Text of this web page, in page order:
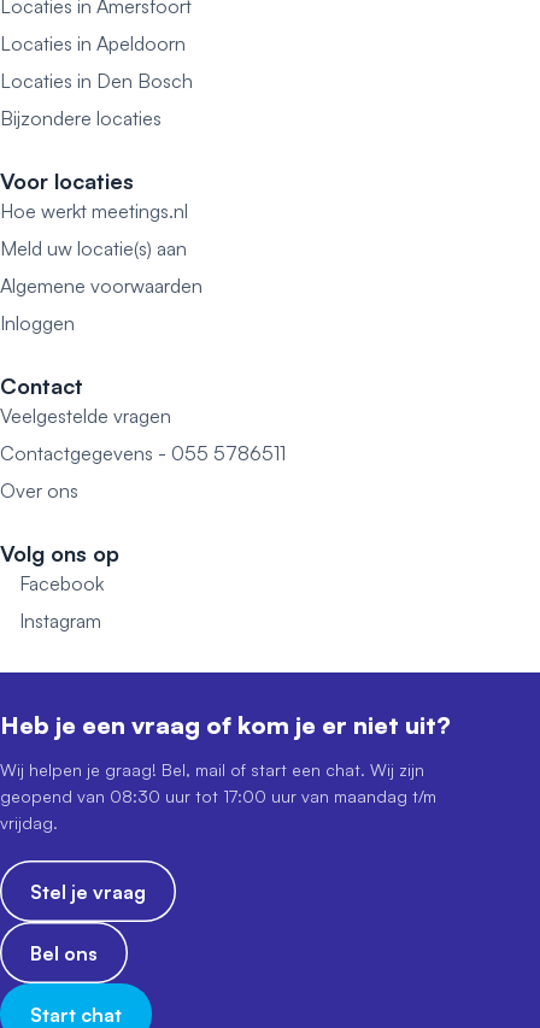
Locaties in Amersfoort
Locaties in Apeldoorn
Locaties in Den Bosch
Bijzondere locaties
Voor locaties
Hoe werkt meetings.nl
Meld uw locatie(s) aan
Algemene voorwaarden
Inloggen
Contact
Veelgestelde vragen
Contactgegevens - 055 5786511
Over ons
Volg ons op
Facebook
Instagram
Heb je een vraag of kom je er niet uit?
Wij helpen je graag! Bel, mail of start een chat. Wij zijn
geopend van 08:30 uur tot 17:00 uur van maandag t/m
vrijdag.
Stel je vraag
Bel ons
Start chat